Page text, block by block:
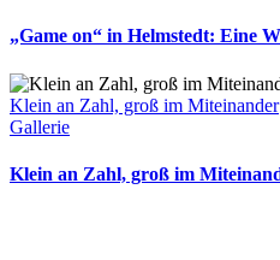
„Game on“ in Helmstedt: Eine
Klein an Zahl, groß im Miteinander
Gallerie
Klein an Zahl, groß im